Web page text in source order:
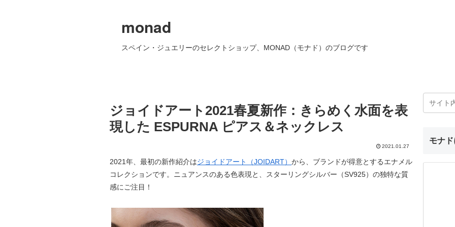
monad
スペイン・ジュエリーのセレクトショップ、MONAD（モナド）のブログです
ジョイドアート2021春夏新作：きらめく水面を表
現した ESPURNA ピアス＆ネックレス
2021.01.27
2021年、最初の新作紹介はジョイドアート（JOIDART） から、ブランドが得意とするエナメル
コレクションです。ニュアンスのある色表現と、スターリングシルバー（SV925）の独特な質
感にご注目！
モナ